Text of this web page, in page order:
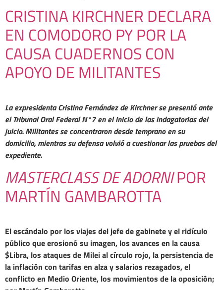
CRISTINA KIRCHNER DECLARA
EN COMODORO PY POR LA
CAUSA CUADERNOS CON
APOYO DE MILITANTES
La expresidenta Cristina Fernández de Kirchner se presentó ante
el Tribunal Oral Federal N°7 en el inicio de las indagatorias del
juicio. Militantes se concentraron desde temprano en su
domicilio, mientras su defensa volvió a cuestionar las pruebas del
expediente.
MASTERCLASS DE ADORNIPOR
MARTÍN GAMBAROTTA
El escándalo por los viajes del jefe de gabinete y el ridículo
público que erosionó su imagen, los avances en la causa
$Libra, los ataques de Milei al círculo rojo, la persistencia de
la inflación con tarifas en alza y salarios rezagados, el
conflicto en Medio Oriente, los movimientos de la oposición;